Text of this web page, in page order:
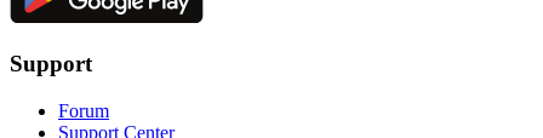
Support
Forum
Support Center